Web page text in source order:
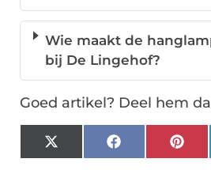
Wie maakt de
bij De Lingehof?
Goed artikel? Deel hem
X
(Twitter)
Facebook